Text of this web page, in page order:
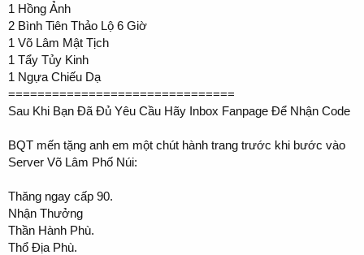
1 Hồng Ảnh
2 Bình Tiên Thảo Lộ 6 Giờ
1 Võ Lâm Mật Tịch
1 Tẩy Tủy Kinh
1 Ngựa Chiếu Dạ
===============================
Sau Khi Bạn Đã Đủ Yêu Cầu Hãy Inbox Fanpage Để Nhận Code
BQT mến tặng anh em một chút hành trang trước khi bước vào
Server Võ Lâm Phố Núi:
Thăng ngay cấp 90.
Nhận Thưởng
Thần Hành Phù.
Thổ Địa Phù.